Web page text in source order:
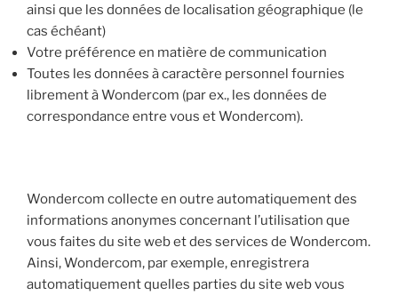
ainsi que les données de localisation géographique (le
cas échéant)
Votre préférence en matière de communication
Toutes les données à caractère personnel fournies
librement à Wondercom (par ex., les données de
correspondance entre vous et Wondercom).
Wondercom collecte en outre automatiquement des
informations anonymes concernant l’utilisation que
vous faites du site web et des services de Wondercom.
Ainsi, Wondercom, par exemple, enregistrera
automatiquement quelles parties du site web vous